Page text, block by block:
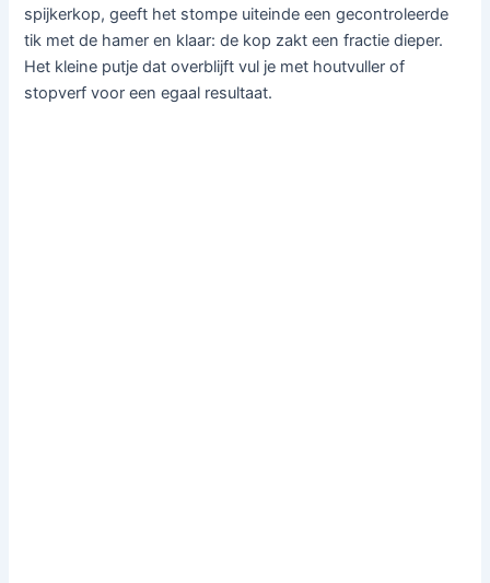
spijkerkop, geeft het stompe uiteinde een gecontroleerde
tik met de hamer en klaar: de kop zakt een fractie dieper.
Het kleine putje dat overblijft vul je met houtvuller of
stopverf voor een egaal resultaat.